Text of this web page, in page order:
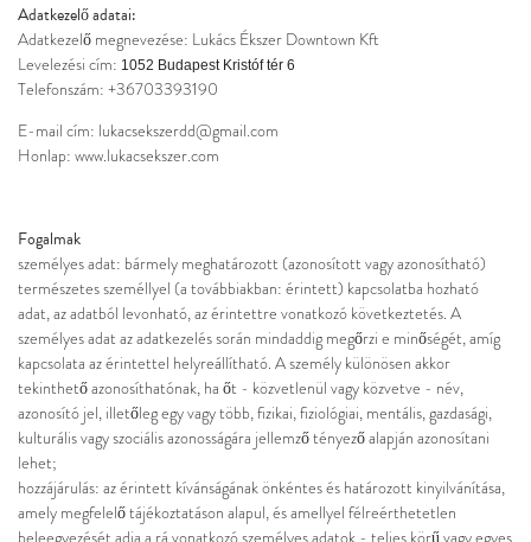
Adatkezelő adatai:
Adatkezelő megnevezése: Lukács Ékszer Downtown Kft
Levelezési cím: 1052 Budapest Kristóf tér 6
Telefonszám: +36703393190
E-mail cím: lukacsekszerdd@gmail.com
Honlap: www.lukacsekszer.com
Fogalmak
személyes adat: bármely meghatározott (azonosított vagy azonosítható)
természetes személlyel (a továbbiakban: érintett) kapcsolatba hozható
adat, az adatból levonható, az érintettre vonatkozó következtetés. A
személyes adat az adatkezelés során mindaddig megőrzi e minőségét, amíg
kapcsolata az érintettel helyreállítható. A személy különösen akkor
tekinthető azonosíthatónak, ha őt - közvetlenül vagy közvetve - név,
azonosító jel, illetőleg egy vagy több, fizikai, fiziológiai, mentális, gazdasági,
kulturális vagy szociális azonosságára jellemző tényező alapján azonosítani
lehet;
hozzájárulás: az érintett kívánságának önkéntes és határozott kinyilvánítása,
amely megfelelő tájékoztatáson alapul, és amellyel félreérthetetlen